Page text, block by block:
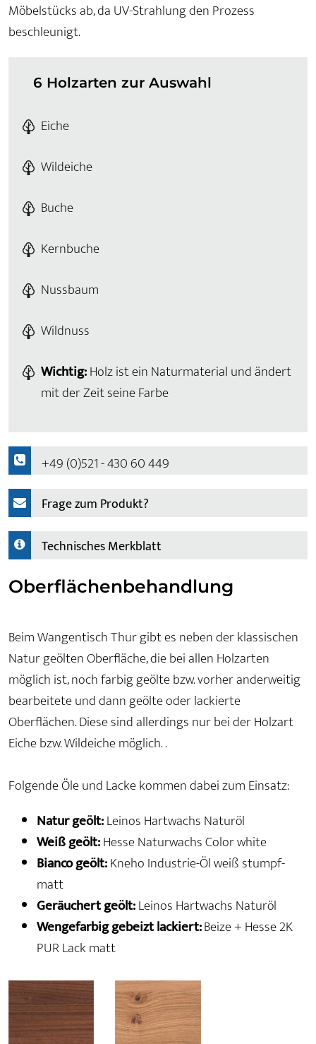
Möbelstücks ab, da UV-Strahlung den Prozess
beschleunigt.
6 Holzarten zur Auswahl
Eiche
Wildeiche
Buche
Kernbuche
Nussbaum
Wildnuss
Wichtig:Holz ist ein Naturmaterial und ändert
mit der Zeit seine Farbe
+49 (0)521 - 430 60 449
Frage zum Produkt?
Technisches Merkblatt
Oberflächenbehandlung
Beim Wangentisch Thur gibt es neben der klassischen
Natur geölten Oberfläche, die bei allen Holzarten
möglich ist, noch farbig geölte bzw. vorher anderweitig
bearbeitete und dann geölte oder lackierte
Oberflächen. Diese sind allerdings nur bei der Holzart
Eiche bzw. Wildeiche möglich. .
Folgende Öle und Lacke kommen dabei zum Einsatz:
Natur geölt:Leinos Hartwachs Naturöl
Weiß geölt:Hesse Naturwachs Color white
Bianco geölt:Kneho Industrie-Öl weiß stumpf-
matt
Geräuchert geölt:Leinos Hartwachs Naturöl
Wengefarbig gebeizt lackiert:Beize + Hesse 2K
PUR Lack matt